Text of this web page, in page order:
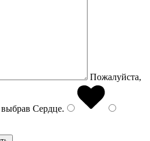
Пожалуйста,
Сердце.